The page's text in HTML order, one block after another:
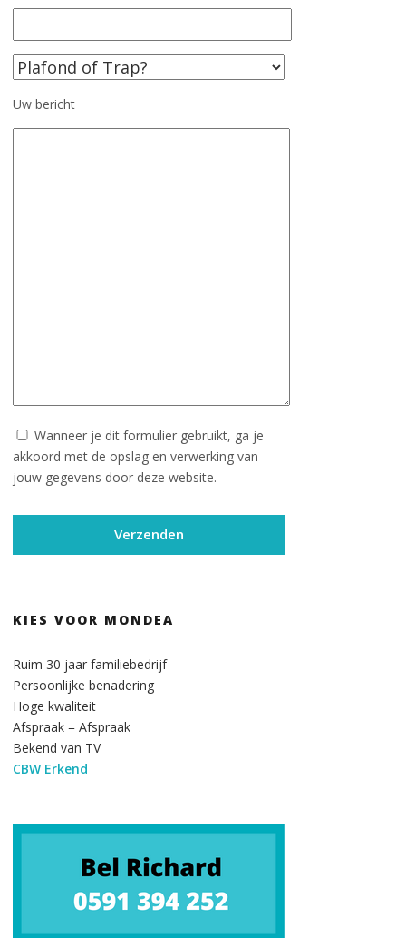
Uw bericht
Wanneer je dit formulier gebruikt, ga je
akkoord met de opslag en verwerking van
jouw gegevens door deze website.
KIES VOOR MONDEA
Ruim 30 jaar familiebedrijf
Persoonlijke benadering
Hoge kwaliteit
Afspraak = Afspraak
Bekend van TV
CBW Erkend